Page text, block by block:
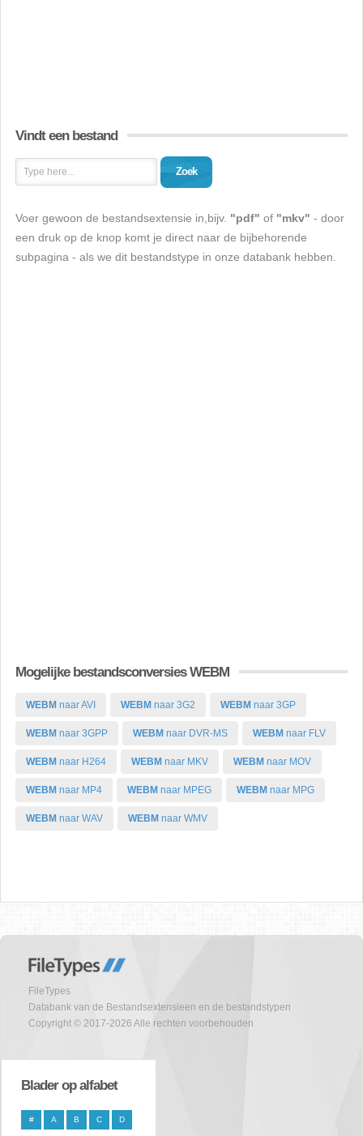
Vindt een bestand
Zoek
Voer gewoon de bestandsextensie in,bijv. "pdf" of "mkv" - door
een druk op de knop komt je direct naar de bijbehorende
subpagina - als we dit bestandstype in onze databank hebben.
Mogelijke bestandsconversies WEBM
WEBM naar AVI WEBM naar 3G2 WEBM naar 3GP
WEBM naar 3GPP WEBM naar DVR-MS WEBM naar FLV
WEBM naar H264 WEBM naar MKV WEBM naar MOV
WEBM naar MP4 WEBM naar MPEG WEBM naar MPG
WEBM naar WAV WEBM naar WMV
FileTypes
Databank van de Bestandsextensieen en de bestandstypen
Copyright © 2017-2026 Alle rechten voorbehouden
Blader op alfabet
# A B C D